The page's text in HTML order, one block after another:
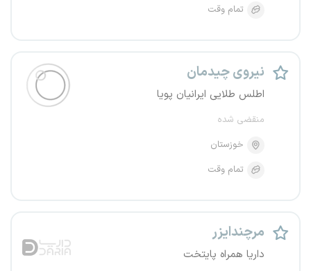
تمام وقت
نیروی چیدمان
اطلس طلایی ایرانیان پویا
منقضی شده
خوزستان
تمام وقت
مرچندایزر
داریا همراه پایتخت